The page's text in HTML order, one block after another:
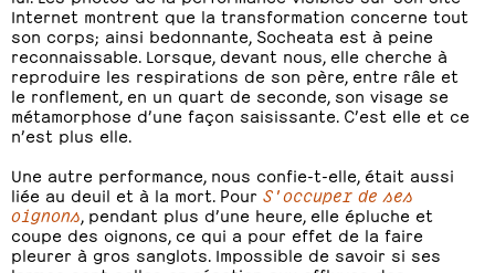
Internet montrent que la transformation concerne tout
son corps; ainsi bedonnante, Socheata est à peine
reconnaissable. Lorsque, devant nous, elle cherche à
reproduire les respirations de son père, entre râle et
le ronflement, en un quart de seconde, son visage se
métamorphose d’une façon saisissante. C’est elle et ce
n’est plus elle.
Une autre performance, nous confie-t-elle, était aussi
liée au deuil et à la mort. Pour S'occuper de ses
oignons , pendant plus d’une heure, elle épluche et
coupe des oignons, ce qui a pour effet de la faire
pleurer à gros sanglots. Impossible de savoir si ses